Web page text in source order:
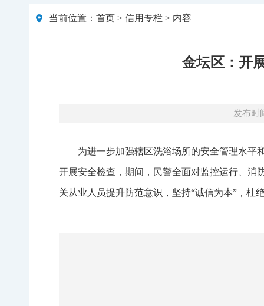
当前位置： 首页 > 信用专栏 > 内容
金坛区：开
发布时
为进一步加强辖区洗浴场所的安全管理水平
开展安全检查，期间，民警全面对监控运行、消
关从业人员提升防范意识，坚持“诚信为本”，杜